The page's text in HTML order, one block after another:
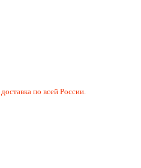
доставка по всей России.